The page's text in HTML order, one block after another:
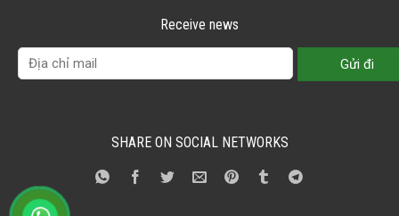
Receive news
SHARE ON SOCIAL NETWORKS